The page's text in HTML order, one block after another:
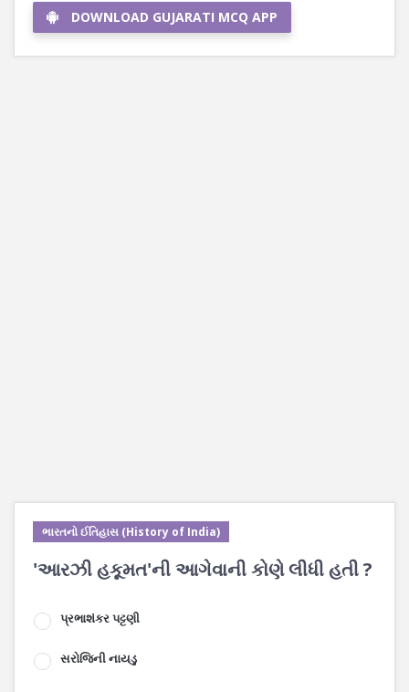
DOWNLOAD GUJARATI MCQ APP
ભારતનો ઈતિહાસ (History of India)
'આરઝી હકૂમત'ની આગેવાની કોણે લીધી હતી ?
પ્રભાશંકર પટ્ટણી
સરોજિની નાયડુ